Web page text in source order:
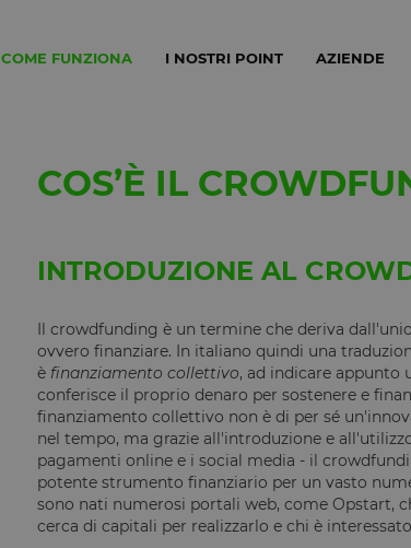
COME FUNZIONA I NOSTRI POINT AZIENDE
COS’È IL
INTRODUZIONE AL
Il crowdfunding è un termine che deriva
ovvero finanziare. In italiano quindi una
è finanziamento collettivo, ad indicare appunto
conferisce il proprio denaro per sostenere e
finanziamento collettivo non è di per sé
nel tempo, ma grazie all'introduzione e
pagamenti online e i social media - il
potente strumento finanziario per un vasto
sono nati numerosi portali web, come Opstart,
cerca di capitali per realizzarlo e chi è